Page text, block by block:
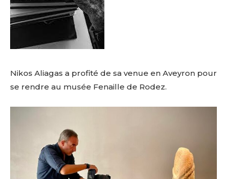
Nikos Aliagas a profité de sa venue en Aveyron pour
se rendre au musée Fenaille de Rodez.